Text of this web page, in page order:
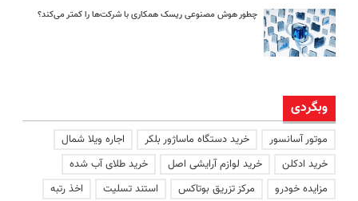
چطور هوش مصنوعی ریسک همکاری با شرکت‌ها را کمتر می‌کند؟
وبگردی
موتور آسانسور خرید دستگاه ماساژور بلکر
اجاره ویلا شمال
خرید ادکلن
خرید لوازم آرایشی اصل
خرید طلای آب شده
مزایده خودرو
مرکز تزریق بوتاکس استند تسلیت
اخذ رتبه